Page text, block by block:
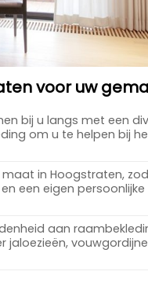
voor uw
bij u langs met een
om u te helpen bij
in Hoogstraten,
een eigen
aan
jaloezieën,